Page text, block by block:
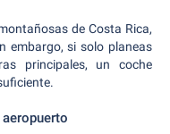
de Costa Rica,
embargo, si solo planeas
principales, un coche